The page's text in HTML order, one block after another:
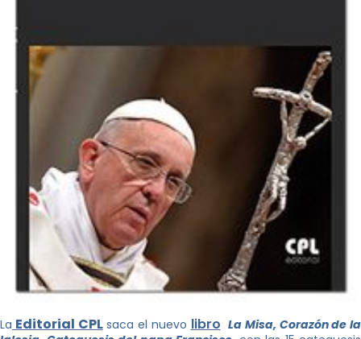
La Editorial CPLsaca el nuevo libro La Misa, Corazón de la